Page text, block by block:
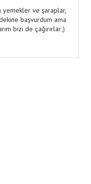
ve şaraplar,
başvurdum ama
bizi de çağırırlar;)